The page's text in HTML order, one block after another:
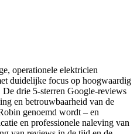
operationele elektricien
duidelijke focus op hoogwaardig
drie 5-sterren Google-reviews
en betrouwbaarheid van de
genoemd wordt – en
en professionele naleving van